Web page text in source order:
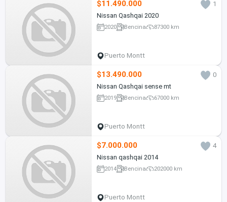
$11.490.000
1
Nissan Qashqai 2020
2020 Bencina 87300 km
Puerto Montt
$13.490.000
0
Nissan Qashqai sense mt
2019 Bencina 67000 km
Puerto Montt
$7.000.000
4
Nissan qashqai 2014
2014 Bencina 202000 km
Puerto Montt